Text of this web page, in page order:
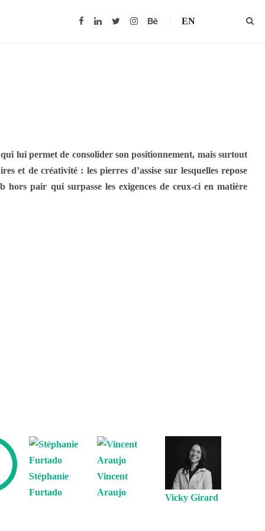
EN
lui permet de consolider son positionnement, mais surtout
et de créativité : les pierres d’assise sur lesquelles repose
pair qui surpasse les exigences de ceux-ci en matière
Stéphanie
Furtado
Vincent
Araujo
Vicky Girard